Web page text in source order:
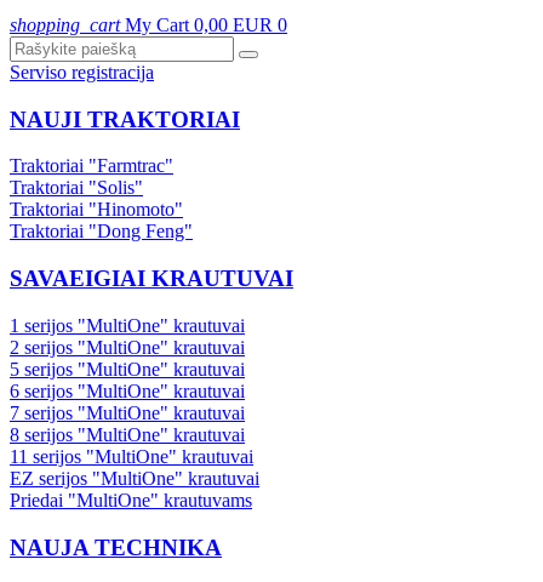
shopping_cart My Cart 0,00 EUR 0
Serviso registracija
NAUJI TRAKTORIAI
Traktoriai "Farmtrac"
Traktoriai "Solis"
Traktoriai "Hinomoto"
Traktoriai "Dong Feng"
SAVAEIGIAI KRAUTUVAI
1 serijos "MultiOne" krautuvai
2 serijos "MultiOne" krautuvai
5 serijos "MultiOne" krautuvai
6 serijos "MultiOne" krautuvai
7 serijos "MultiOne" krautuvai
8 serijos "MultiOne" krautuvai
11 serijos "MultiOne" krautuvai
EZ serijos "MultiOne" krautuvai
Priedai "MultiOne" krautuvams
NAUJA TECHNIKA